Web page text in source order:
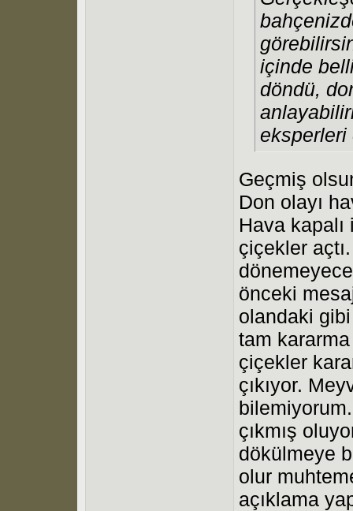
içinde
döndü,
eksperleri
Geçmiş
Don olayı
Hava
çiçekler
önceki
olandaki
tam
çiçekler
çıkıyor.
çıkmış
dökülmeye
olur
açıklama